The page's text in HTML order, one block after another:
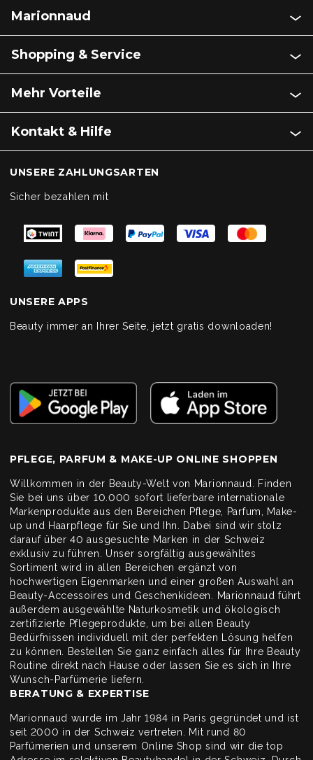
Marionnaud
Shopping & Service
Mehr Vorteile
Kontakt & Hilfe
UNSERE ZAHLUNGSARTEN
Sicher bezahlen mit
UNSERE APPS
Beauty immer an Ihrer Seite, jetzt gratis downloaden!
PFLEGE, PARFUM & MAKE-UP ONLINE SHOPPEN
Willkommen in der Beauty-Welt von Marionnaud. Finden
Sie bei uns über 10.000 sofort lieferbare internationale
Markenprodukte aus den Bereichen Pflege, Parfum, Make-
up und Haarpflege für Sie und Ihn. Dabei sind wir stolz
darauf über 40 ausgesuchte Marken in der Schweiz
exklusiv zu führen. Unser sorgfältig ausgewähltes
Sortiment wird in allen Bereichen ergänzt von
hochwertigen Eigenmarken und einer großen Auswahl an
Beauty-Accessoires und Geschenkideen. Marionnaud führt
außerdem ausgewählte Naturkosmetik und ökologisch
zertifizierte Pflegeprodukte, um bei allen Beauty
Bedürfnissen individuell mit der perfekten Lösung helfen
zu können. Bestellen Sie ganz einfach alles für Ihre Beauty
Routine direkt nach Hause oder lassen Sie es sich in Ihre
Wunsch-Parfümerie liefern.
BERATUNG & EXPERTISE
Marionnaud wurde im Jahr 1984 in Paris gegründet und ist
seit 2000 in der Schweiz vertreten. Mit rund 80
Parfümerien und unserem Online Shop sind wir die top